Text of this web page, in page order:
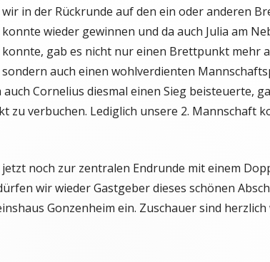
wir in der Rückrunde auf den ein oder anderen
konnte wieder gewinnen und da auch Julia am
konnte, gab es nicht nur einen Brettpunkt mehr
sondern auch einen wohlverdienten
Cornelius diesmal einen Sieg beisteuerte,
zu verbuchen. Lediglich unsere 2. Mannschaft
noch zur zentralen Endrunde mit einem
wir wieder Gastgeber dieses schönen
Gonzenheim ein. Zuschauer sind